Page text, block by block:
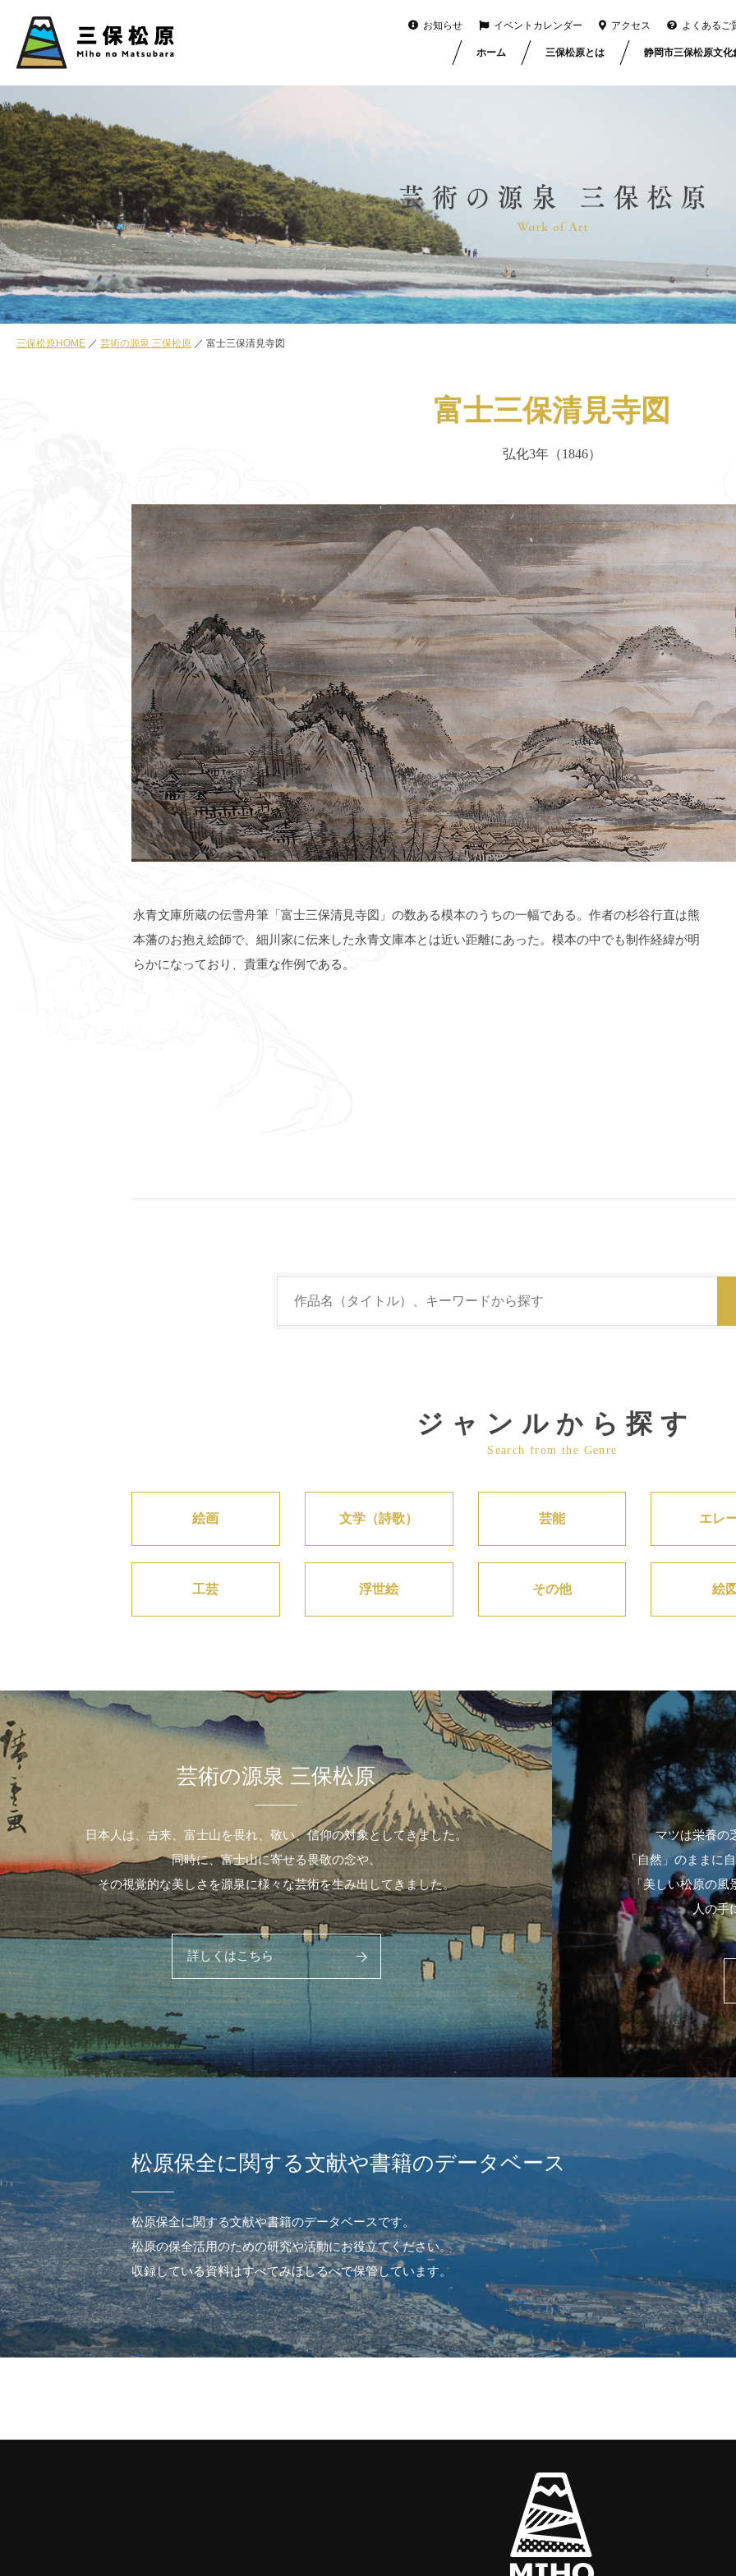
お知らせ イベントカレンダー アクセス よくあるご
ホーム 三保松原とは 静岡市三保松原文化
三保松原HOME 芸術の源泉 三保松原 富士三保清見寺図
富士三保清見寺図
弘化3年（1846）
永青文庫所蔵の伝雪舟筆「富士三保清見寺図」の数ある模本のうちの一幅である。作者の杉谷行直は熊
本藩のお抱え絵師で、細川家に伝来した永青文庫本とは近い距離にあった。模本の中でも制作経緯が明
らかになっており、貴重な作例である。
ジャンルから探す
Search from the Genre
絵画 文学（詩歌） 芸能 エレ
工芸 浮世絵 その他 絵
芸術の源泉 三保松原
日本人は、古来、富士山を畏れ、敬い、信仰の対象としてきました。
同時に、富士山に寄せる畏敬の念や、
その視覚的な美しさを源泉に様々な芸術を生み出してきました。
詳しくはこちら
マツは栄養の
「自然」のままに
「美しい松原の
人の手
松原保全に関する文献や書籍のデータベース
松原保全に関する文献や書籍のデータベースです。
松原の保全活用のための研究や活動にお役立てください。
収録している資料はすべてみほしるべで保管しています。